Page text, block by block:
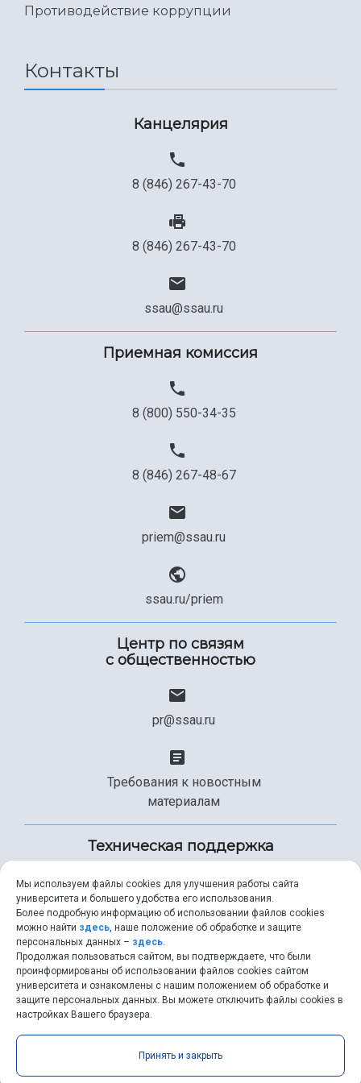
Официальные документы
Противодействие коррупции
Контакты
Канцелярия
8 (846) 267-43-70
8 (846) 267-43-70
ssau@ssau.ru
Приемная комиссия
8 (800) 550-34-35
8 (846) 267-48-67
priem@ssau.ru
ssau.ru/priem
Центр по связям
с общественностью
pr@ssau.ru
Требования к новостным
материалам
Техническая поддержка
+7 (846) 267-49-99
help@ssau.ru
Самарский университет © 2026 |ssau.ru
RSS
Мы используем файлы cookies для улучшения работы сайта
университета и большего удобства его использования.
Более подробную информацию об использовании файлов cookies
можно найти здесь, наше положение об обработке и защите
персональных данных – здесь.
Продолжая пользоваться сайтом, вы подтверждаете, что были
проинформированы об использовании файлов cookies сайтом
университета и ознакомлены с нашим положением об обработке и
защите персональных данных. Вы можете отключить файлы cookies в
настройках Вашего браузера.
Принять и закрыть